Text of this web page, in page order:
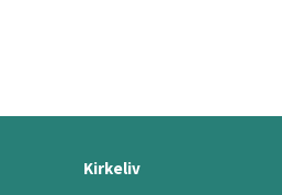
Kirkeliv